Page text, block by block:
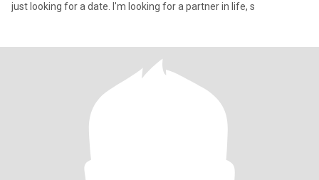
just looking for a date. I'm looking for a partner in life, s